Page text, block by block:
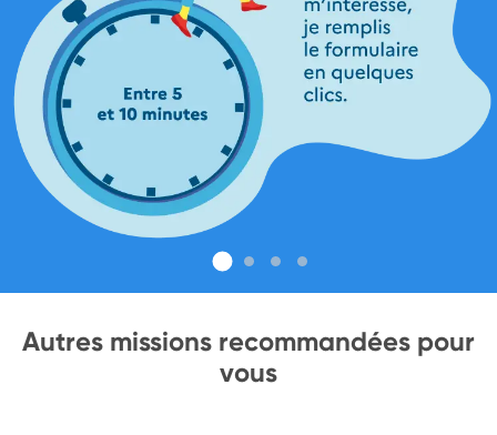
Autres missions recommandées pour
vous